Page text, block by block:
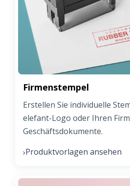
Firmenstempel
Erstellen Sie individuelle
elefant-Logo oder Ihren
Geschäftsdokumente.
›Produktvorlagen ansehen